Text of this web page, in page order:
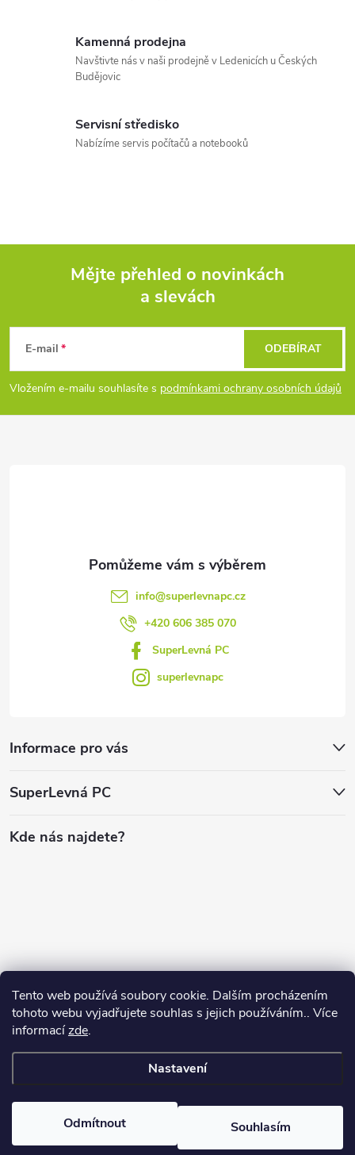
Tento web používá soubory cookie. Dalším procházením
tohoto webu vyjadřujete souhlas s jejich používáním.. Více
informacízde.
Nastavení
Odmítnout Souhlasím
u
Kamenná prodejna
Navštivte nás v naši prodejně v Ledenicích u Českých
Budějovic
Servisní středisko
Nabízíme servis počítačů a notebooků
p
Mějte přehled o novinkách
a slevách
E-mail
Vložením e-mailu souhlasíte s podmínkami ochrany osobních údajů
ODEBÍRAT
info@superlevnapc.cz
+420 606 385 070
SuperLevná PC
superlevnapc
Informace pro vás
SuperLevná PC
Kde nás najdete?
SuperLevnaPC. Všechna práva vyhrazena.